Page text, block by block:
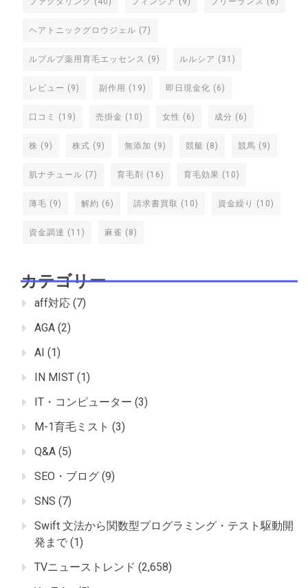
ヘアトニックグロウジェル (7)
ルプルプ薬用育毛エッセンス (9) ルルシア (31)
レビュー (9) 副作用 (19) 即日現金化 (6)
口コミ (19) 売掛金 (10) 女性 (6) 成分 (6)
株 (9) 株式 (9) 無添加 (9) 競艇 (8) 競馬 (9)
肌ナチュール (7) 育毛剤 (16) 育毛効果 (10)
薄毛 (9) 解約 (6) 請求書買取 (10) 資金繰り (10)
資金調達 (11) 麻雀 (8)
カテゴリー
aff対応 (7)
AGA (2)
AI (1)
IN MIST (1)
IT・コンピューター (3)
M-1育毛ミスト (3)
Q&A (5)
SEO・ブログ (9)
SNS (7)
Swift 文法から関数型プログラミング・テスト駆動開
発まで (1)
TVニューストレンド (2,658)